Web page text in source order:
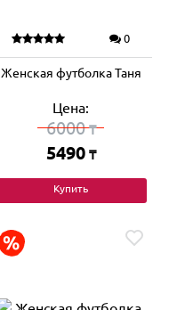
0
Женская футболка Таня
Цена:
6000₸
5490 ₸
Купить